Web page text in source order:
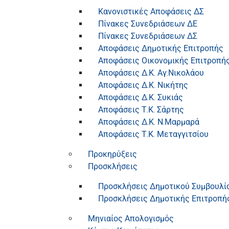
Κανονιστικές Αποφάσεις ΔΣ
Πίνακες Συνεδριάσεων ΔΕ
Πίνακες Συνεδριάσεων ΔΣ
Αποφάσεις Δημοτικής Επιτροπής
Αποφάσεις Οικονομικής
Αποφάσεις Δ.Κ. Αγ.Νικολάου
Αποφάσεις Δ.Κ. Νικήτης
Αποφάσεις Δ.Κ. Συκιάς
Αποφάσεις Τ.Κ. Σάρτης
Αποφάσεις Δ.Κ. Ν.Μαρμαρά
Αποφάσεις Τ.Κ. Μεταγγιτσίου
Προκηρύξεις
Προσκλήσεις
Προσκλήσεις Δημοτικού
Προσκλήσεις Δημοτικής
Μηνιαίος Απολογισμός